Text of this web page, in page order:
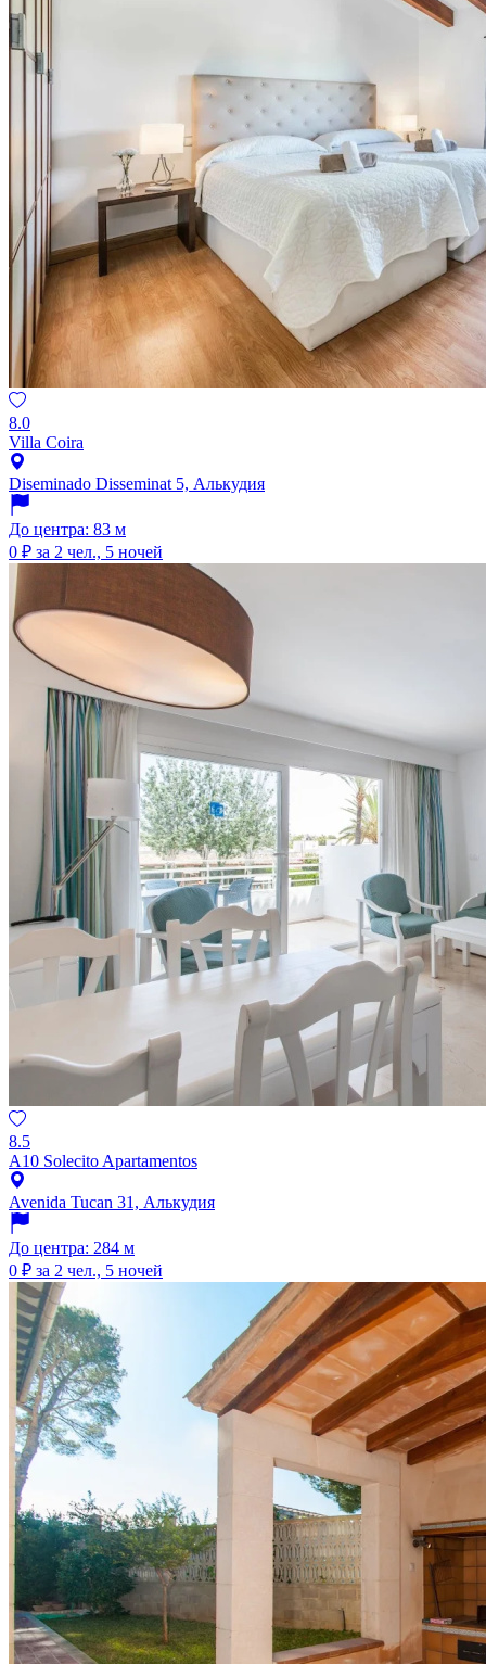
8.0
Villa Coira
Diseminado Disseminat 5, Алькудия
До центра: 83 м
0 ₽ за 2 чел., 5 ночей
8.5
A10 Solecito Apartamentos
Avenida Tucan 31, Алькудия
До центра: 284 м
0 ₽ за 2 чел., 5 ночей